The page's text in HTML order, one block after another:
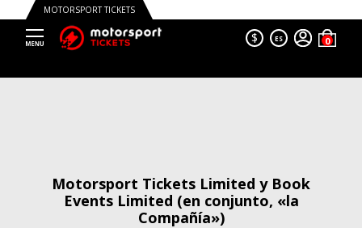
MOTORSPORT TICKETS
$ ES
Motorsport Tickets Limited y Book
Events Limited (en conjunto, «la
Compañía»)